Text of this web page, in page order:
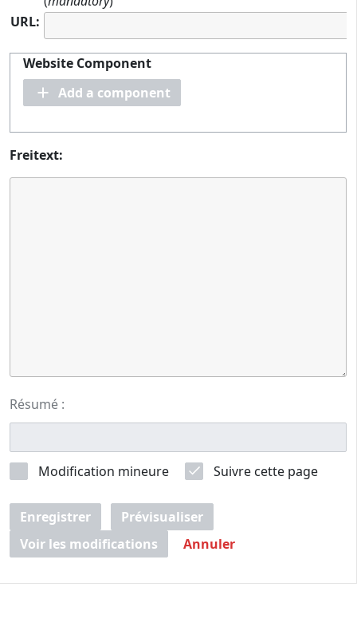
URL:
Website Component
Add a component
Freitext:
Résumé :
Modification mineure Suivre cette page
Enregistrer
Prévisualiser
Voir les modifications
Annuler